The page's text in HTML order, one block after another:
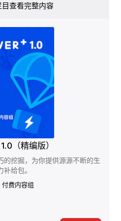
目查看完整内容
（精编版）
的挖掘，为你提供源源不断的生
补给包。
付费内容组